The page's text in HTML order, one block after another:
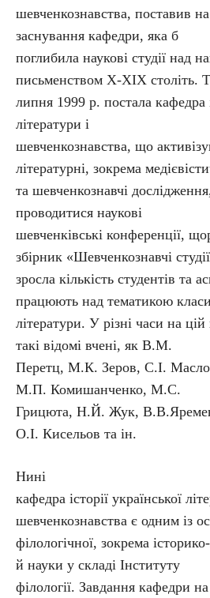
шевченкознавства, поставив
заснування кафедри, яка б
поглибила наукові студії над
письменством Х-ХІХ століть.
липня 1999 р. постала кафедра
літератури і
шевченкознавства, що
літературні, зокрема
та шевченкознавчі
проводитися наукові
шевченківські конференції,
збірник «Шевченкознавчі
зросла кількість студентів та
працюють над тематикою
літератури. У різні часи на
такі відомі вчені, як В.М.
Перетц, М.К. Зеров, С.І.
М.П. Комишанченко, М.С.
Грицюта, Н.Й. Жук,
О.І. Кисельов та ін.
Нині
кафедра історії української
шевченкознавства є одним із
філологічної, зокрема
й науки у складі Інституту
філології. Завдання кафедри